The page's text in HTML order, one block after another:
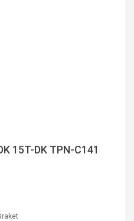
15T-DK TPN-C141